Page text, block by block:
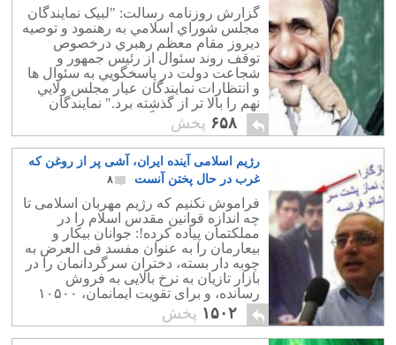
۴
گزارش روزنامه رسالت: "لبيک نمايندگان
مجلس شوراي اسلامي به رهنمود و توصيه
ديروز مقام معظم رهبري درخصوص
توقف روند سئوال از رئيس جمهور و
شجاعت دولت در پاسخگويي به سئوال ها
و انتظارات نمايندگان عيار مجلس ولايي
نهم را بالا تر از گذشته برد." نمایندگان
مجلس ولایی لبیک گفتند، و مزد بیکرانی
دریافت می کنند.
۶۵۸ پخش
رژیم اسلامی آینده ایران، آشی پر از روغن که
غرب در حال پختن آنست
۸
فراموش نکنیم که رژیم مهربان اسلامی تا
چه اندازه قوانین مقدس اسلام را در
مملکتمان پیاده کرده!: جوانان بیکار و
بیعارمان را به عنوان مفسد فی العرض به
چوبه دار بسته، دختران سرگردانمان را در
بازار تازیان به نرخ بالایی به فروش
رسانده، و برای تقویت ایمانمان، ۱۰۵۰۰
امامزاده و تعداد بیشماری مسجد ساخته
است!.
۱۵۰۲ پخش